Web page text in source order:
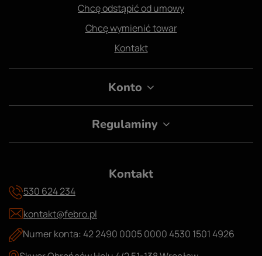
Chcę odstąpić od umowy
Chcę wymienić towar
Kontakt
Konto
Regulaminy
Kontakt
530 624 234
kontakt@febro.pl
Numer konta: 42 2490 0005 0000 4530 1501 4926